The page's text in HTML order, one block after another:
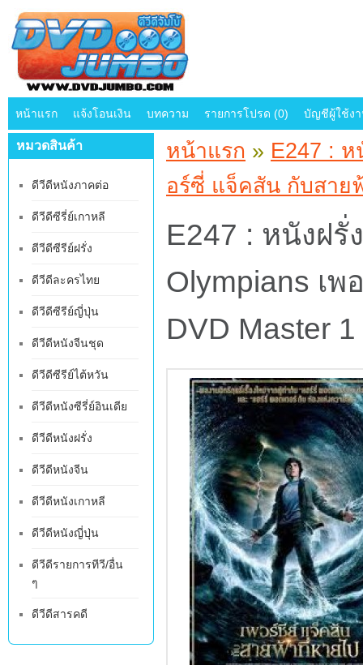
หน้าแรก แจ้งโอนเงิน บทความ รายการโปรด (0) บัญชีผู้ใช้ง
หมวดสินค้า
ดีวีดีหนังภาคต่อ
ดีวีดีซีรี่ย์เกาหลี
ดีวีดีซีรีย์ฝรั่ง
ดีวีดีละครไทย
ดีวีดีซีรีย์ญี่ปุ่น
ดีวีดีหนังจีนชุด
ดีวีดีซีรีย์ไต้หวัน
ดีวีดีหนังซีรี่ย์อินเดีย
ดีวีดีหนังฝรั่ง
ดีวีดีหนังจีน
ดีวีดีหนังเกาหลี
ดีวีดีหนังญี่ปุ่น
ดีวีดีรายการทีวี/อื่น
ๆ
ดีวีดีสารคดี
หน้าแรก » E247 : ห
อร์ซี่ แจ็คสัน กับสาย
E247 : หนังฝรั่
Olympians เ
DVD Master